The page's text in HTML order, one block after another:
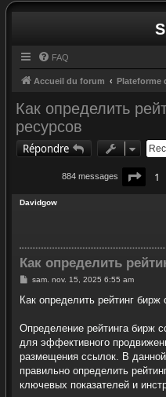
FAQ
Accueil du forum Plateforme
Как определить
ресурсов
Répondre
884 messages Page
1
Davidgow
Как определить
M
s
g
e
sam. nov. 15, 2025 6:55 am
Как определить рейтинг бирж
Определение рейтинга бирж
для эффективного
размещения ссылок. В
правильно определить
ключевых показателей и